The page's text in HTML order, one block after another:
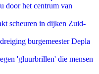
door het centrum van
scheuren in dijken Zuid-
burgemeester Depla
'gluurbrillen' die mensen